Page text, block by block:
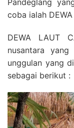
Pandeglang
coba ialah
DEWA LAUT
nusantara
unggulan yang
sebagai berikut :